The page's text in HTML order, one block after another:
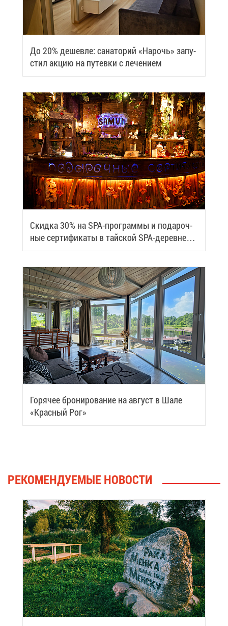
До 20% де­шев­ле: са­на­то­рий «На­рочь» за­пу­
стил ак­цию на пу­тев­ки с ле­че­ни­ем
Скид­ка 30% на SPA-про­грам­мы и по­да­роч­
ные сер­ти­фи­ка­ты в тай­ской SPA-де­ревне
Samui
Го­ря­чее бро­ни­ро­ва­ние на ав­густ в Ша­ле
«Крас­ный Рог»
РЕ­КО­МЕН­ДУ­Е­МЫЕ НО­ВО­СТИ